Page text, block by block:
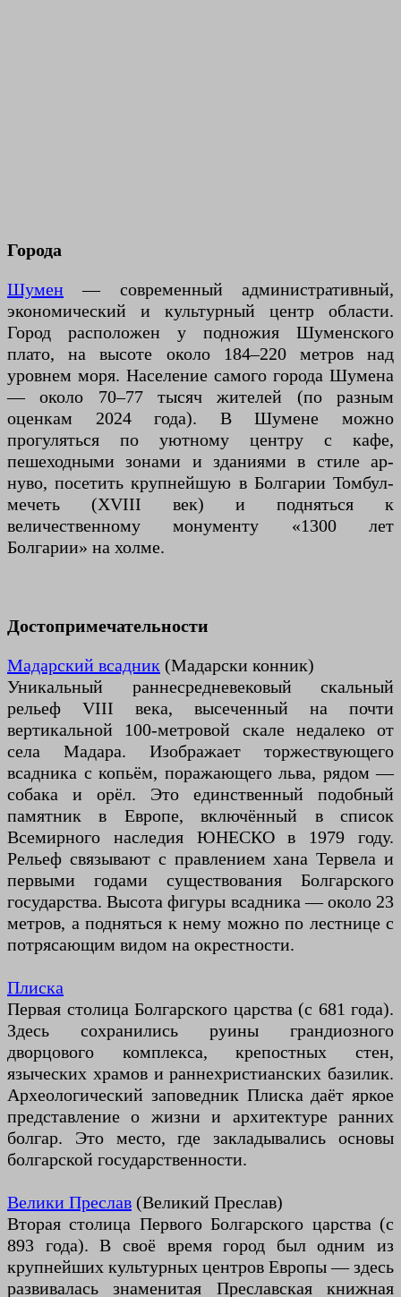
Города
Шумен — современный административный,
экономический и культурный центр области.
Город расположен у подножия Шуменского
плато, на высоте около 184–220 метров над
уровнем моря. Население самого города Шумена
— около 70–77 тысяч жителей (по разным
оценкам 2024 года). В Шумене можно
прогуляться по уютному центру с кафе,
пешеходными зонами и зданиями в стиле ар-
нуво, посетить крупнейшую в Болгарии Томбул-
мечеть (XVIII век) и подняться к
величественному монументу «1300 лет
Болгарии» на холме.
Достопримечательности
Мадарский всадник (Мадарски конник)
Уникальный раннесредневековый скальный
рельеф VIII века, высеченный на почти
вертикальной 100-метровой скале недалеко от
села Мадара. Изображает торжествующего
всадника с копьём, поражающего льва, рядом —
собака и орёл. Это единственный подобный
памятник в Европе, включённый в список
Всемирного наследия ЮНЕСКО в 1979 году.
Рельеф связывают с правлением хана Тервела и
первыми годами существования Болгарского
государства. Высота фигуры всадника — около 23
метров, а подняться к нему можно по лестнице с
потрясающим видом на окрестности.
Плиска
Первая столица Болгарского царства (с 681 года).
Здесь сохранились руины грандиозного
дворцового комплекса, крепостных стен,
языческих храмов и раннехристианских базилик.
Археологический заповедник Плиска даёт яркое
представление о жизни и архитектуре ранних
болгар. Это место, где закладывались основы
болгарской государственности.
Велики Преслав (Великий Преслав)
Вторая столица Первого Болгарского царства (с
893 года). В своё время город был одним из
крупнейших культурных центров Европы — здесь
развивалась знаменитая Преславская книжная